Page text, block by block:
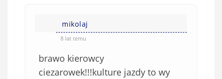
mikolaj
8 lat temu
brawo kierowcy
ciezarowek!!!kulture jazdy to wy